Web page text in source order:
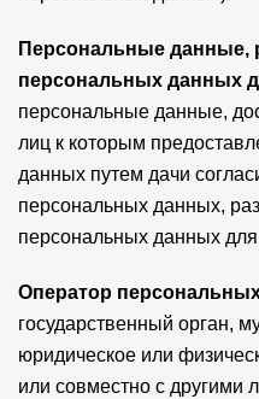
Персональные данные,
персональных данных
персональные данные,
лиц к которым
данных путем дачи
персональных данных,
персональных данных
Оператор
государственный орган,
юридическое или
или совместно с другими